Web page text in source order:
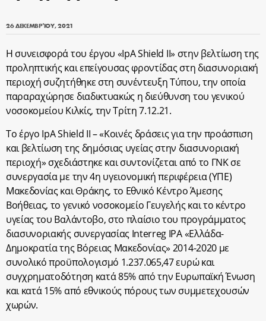
26 ΔΕΚΕΜΒΡΊΟΥ, 2021
Η συνεισφορά του έργου «IpAShield II» στην βελτίωση της
προληπτικής και επείγουσας φροντίδας στη διασυνοριακή
περιοχή συζητήθηκε στη συνέντευξη Τύπου, την οποία
παραραχώρησε διαδικτυακώς η διεύθυνση του γενικού
νοσοκομείου Κιλκίς, την Τρίτη 7.12.21.
Το έργο IpA Shield II – «Κοινές δράσεις για την προάσπιση
και βελτίωση της δημόσιας υγείας στην διασυνοριακή
περιοχή» σχεδιάστηκε και συντονίζεται από τo ΓΝΚ σε
συνεργασία με την 4η υγειονομική περιφέρεια (ΥΠΕ)
Μακεδονίας και Θράκης, το Εθνικό Κέντρο Άμεσης
Βοήθειας, το γενικό νοσοκομείο Γευγελής και το κέντρο
υγείας του Βαλάντοβο, στο πλαίσιο του προγράμματος
διασυνοριακής συνεργασίας Interreg IPA «Ελλάδα-
Δημοκρατία της Βόρειας Μακεδονίας» 2014-2020 με
συνολικό προϋπολογισμό 1.237.065,47 ευρώ και
συγχρηματοδότηση κατά 85% από την Ευρωπαϊκή Ένωση
και κατά 15% από εθνικούς πόρους των συμμετεχουσών
χωρών.